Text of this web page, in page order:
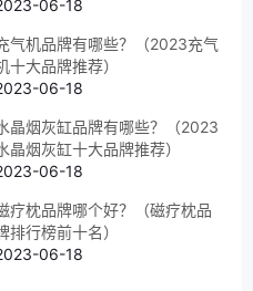
06-18
气机品牌有哪些？（2023充气
十大品牌推荐）
06-18
晶烟灰缸品牌有哪些？（2023
晶烟灰缸十大品牌推荐）
06-18
疗枕品牌哪个好？（磁疗枕品
排行榜前十名）
06-18